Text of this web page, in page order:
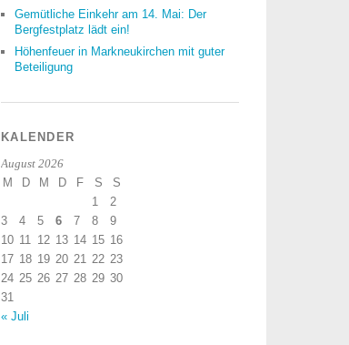
Gemütliche Einkehr am 14. Mai: Der
Bergfestplatz lädt ein!
Höhenfeuer in Markneukirchen mit guter
Beteiligung
KALENDER
August 2026
M D M D F S
S
1
2
3
4 5 6 7 8
9
10 11 12 13 14 15 16
17 18 19 20 21 22 23
24 25 26 27 28 29 30
31
« Juli